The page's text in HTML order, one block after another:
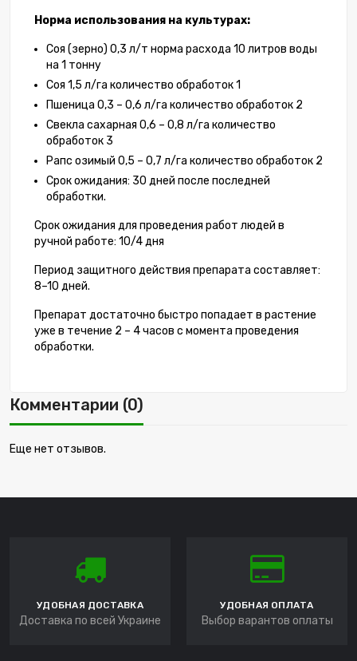
Норма использования на культурах:
Соя (зерно) 0,3 л/т норма расхода 10 литров воды
на 1 тонну
Соя 1,5 л/га количество обработок 1
Пшеница 0,3 – 0,6 л/га количество обработок 2
Свекла сахарная 0,6 – 0,8 л/га количество
обработок 3
Рапс озимый 0,5 – 0,7 л/га количество обработок 2
Срок ожидания: 30 дней после последней
обработки.
Срок ожидания для проведения работ людей в
ручной работе: 10/4 дня
Период защитного действия препарата составляет:
8–10 дней.
Препарат достаточно быстро попадает в растение
уже в течение 2 – 4 часов с момента проведения
обработки.
Комментарии (0)
Еще нет отзывов.
УДОБНАЯ ДОСТАВКА
Доставка по всей Украине
УДОБНАЯ ОПЛАТА
Выбор варантов оплаты